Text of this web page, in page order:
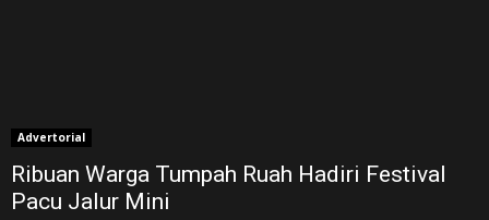
Advertorial
Ribuan Warga Tumpah Ruah Hadiri Festival
Pacu Jalur Mini